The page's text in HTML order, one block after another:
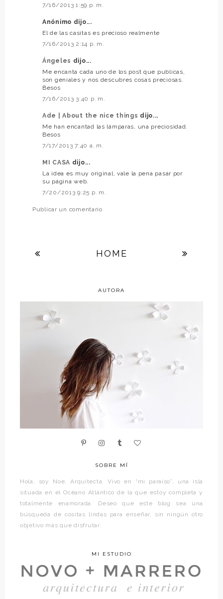
7/16/2013 1:59 p. m.
Anónimo dijo...
El de las casitas es precioso realmente
7/16/2013 2:14 p. m.
Ángeles dijo...
Me encanta cada uno de los post que publicas,
son geniales y nos descubres cosas preciosas.
Besos
7/16/2013 3:40 p. m.
Ade | About the nice things dijo...
Me han encantad las lámparas, una preciosidad.
Besos
7/17/2013 7:40 a. m.
MI CASA dijo...
La idea es muy original, vale la pena pasar por
su página web.
7/20/2013 9:25 p. m.
Publicar un comentario
HOME
AUTORA
SOBRE MÍ
Hola, soy Noe. Arquitecta. Vivo en “mi paraíso”, una isla
situada en el Océano Atlántico de la que estoy completa y
totalmente enamorada. Deseo que este blog sea una
búsqueda de cositas lindas para enseñar, sin ningún otro
objetivo más que disfrutar.
MI ESTUDIO